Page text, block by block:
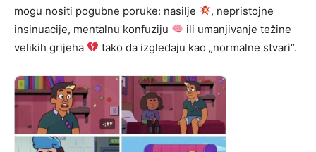
mogu nositi pogubne poruke: nasilje
, nepristojne
insinuacije, mentalnu konfuziju
ili umanjivanje težine
velikih grijeha
tako da izgledaju kao „normalne stvari“.